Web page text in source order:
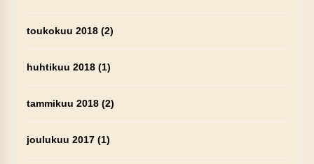
toukokuu 2018(2)
huhtikuu 2018(1)
tammikuu 2018(2)
joulukuu 2017(1)